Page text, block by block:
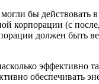
бы действовать в
корпорации (с
должен быть
эффективно
обеспечивать